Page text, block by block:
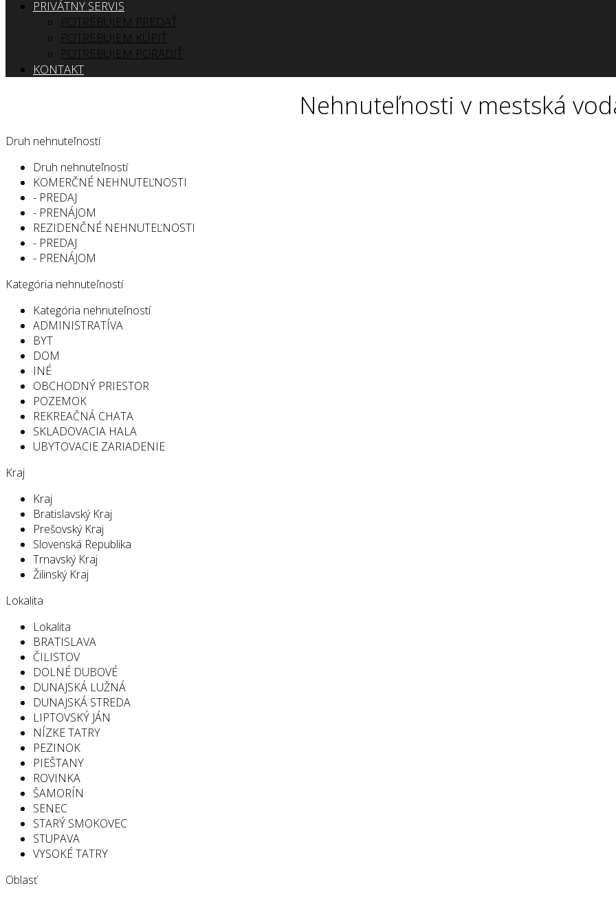
PRIVÁTNY SERVIS
POTREBUJEM PREDAŤ
POTREBUJEM KÚPIŤ
POTREBUJEM PORADIŤ
KONTAKT
Nehnuteľnosti v mestská
Druh nehnuteľností
Druh nehnuteľností
KOMERČNÉ NEHNUTEĽNOSTI
- PREDAJ
- PRENÁJOM
REZIDENČNÉ NEHNUTEĽNOSTI
- PREDAJ
- PRENÁJOM
Kategória nehnuteľností
Kategória nehnuteľností
ADMINISTRATÍVA
BYT
DOM
INÉ
OBCHODNÝ PRIESTOR
POZEMOK
REKREAČNÁ CHATA
SKLADOVACIA HALA
UBYTOVACIE ZARIADENIE
Kraj
Kraj
Bratislavský Kraj
Prešovský Kraj
Slovenská Republika
Trnavský Kraj
Žilinský Kraj
Lokalita
Lokalita
BRATISLAVA
ČILISTOV
DOLNÉ DUBOVÉ
DUNAJSKÁ LUŽNÁ
DUNAJSKÁ STREDA
LIPTOVSKÝ JÁN
NÍZKE TATRY
PEZINOK
PIEŠTANY
ROVINKA
ŠAMORÍN
SENEC
STARÝ SMOKOVEC
STUPAVA
VYSOKÉ TATRY
Oblasť